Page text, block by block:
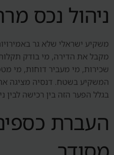
ניהול נכס
משקיע ישראלי שלא גר
מקבל את הדירה, מי בודק
שכירות, מי מעביר דוחות, מי
המשקיע בשטח. דנסיה מציגה
בגלל הפער הזה בין רכישה לבין
העברת